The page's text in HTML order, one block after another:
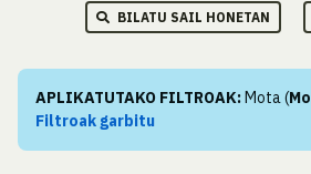
BILATU SAIL HONETAN
APLIKATUTAKO FILTROAK:Mota (
Filtroak garbitu